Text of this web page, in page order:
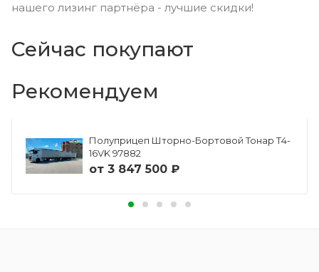
нашего лизинг партнёра - лучшие скидки!
Сейчас покупают
Рекомендуем
Полуприцеп Шторно-Бортовой Тонар Т4-
16VK 97882
от 3 847 500 ₽